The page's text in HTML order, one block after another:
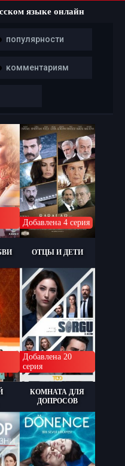
языке онлайн
популярности
комментариям
Добавлена 4 серия
ОТЦЫ И ДЕТИ
Добавлена 20
серия
КОМНАТА ДЛЯ
ДОПРОСОВ